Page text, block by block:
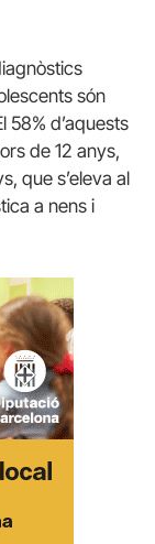
són
58% d’aquests
de 12 anys,
que s’eleva al
a nens i